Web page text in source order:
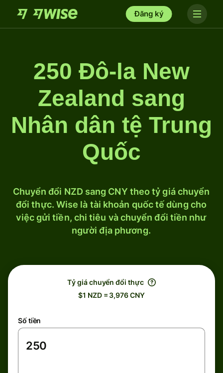
Đăng ký
250 Đô-la New
Zealand sang
Nhân dân tệ Trung
Quốc
Chuyển đổi NZD sang CNY theo tỷ giá chuyển
đổi thực. Wise là tài khoản quốc tế dùng cho
việc gửi tiền, chi tiêu và chuyển đổi tiền như
người địa phương.
Tỷ giá chuyển đổi thực
$1 NZD = 3,976 CNY
Số tiền